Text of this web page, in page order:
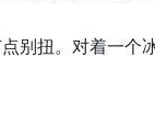
别扭。对着一